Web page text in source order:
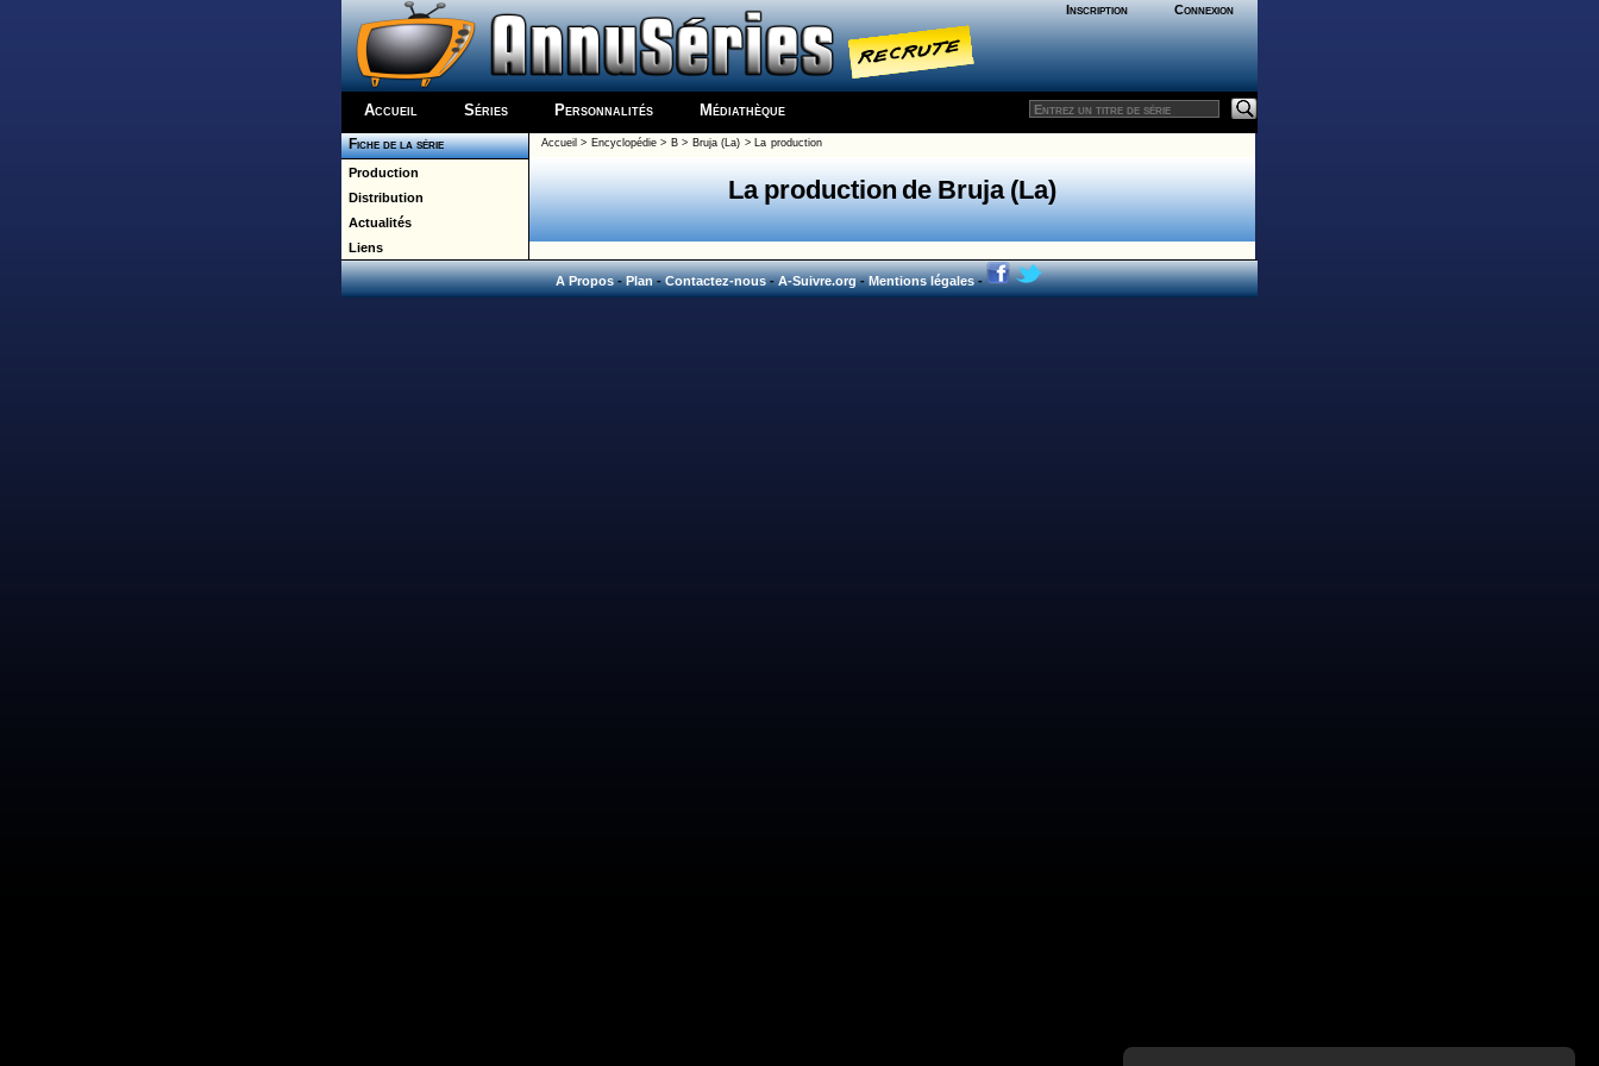
Inscription Connexion
Accueil Séries Personnalités Médiathèque
Fiche de la série
Production
Distribution
Actualités
Liens
Accueil > Encyclopédie> B> Bruja (La) > La production
La production de Bruja (La)
A Propos-Plan-Contactez-nous-A-Suivre.org-Mentions légales-